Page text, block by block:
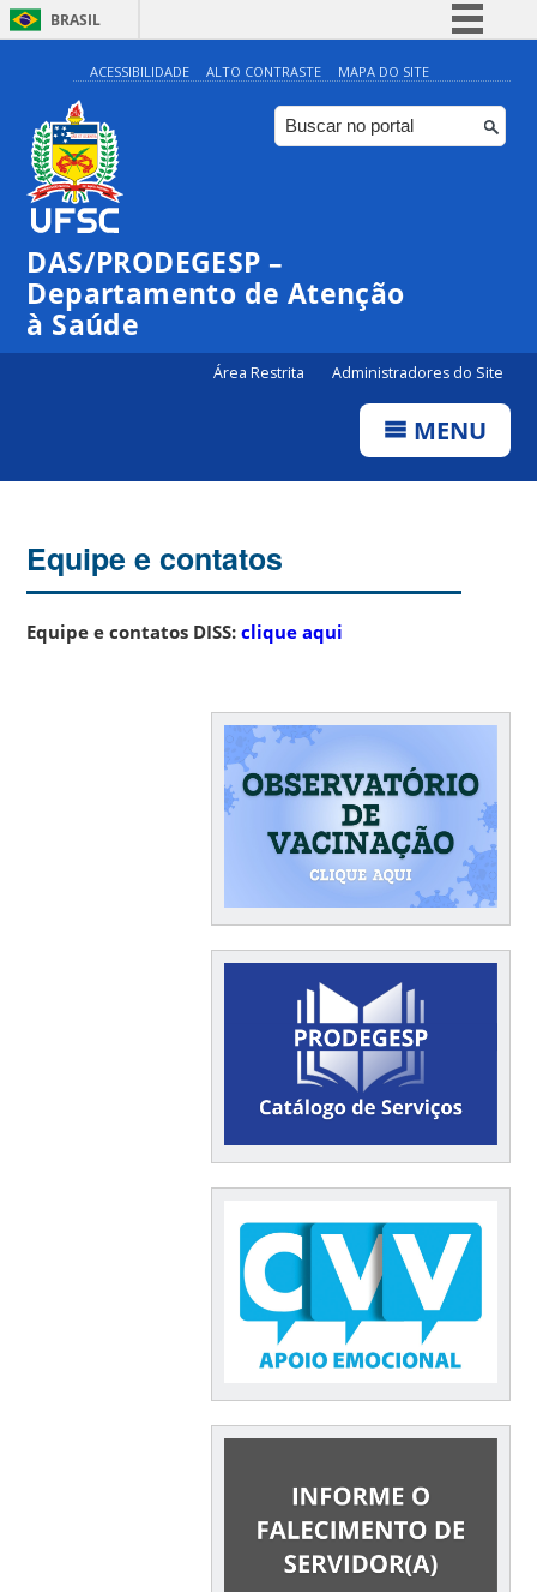
BRASIL
Simplifique!
Comunica BR
Participe
ACESSIBILIDADE ALTO CONTRASTE MAPA DO SITE
DAS/PRODEGESP –
Departamento de Atenção
à Saúde
Área Restrita Administradores do Site
MENU
Equipe e contatos
Equipe e contatos DISS:clique aqui